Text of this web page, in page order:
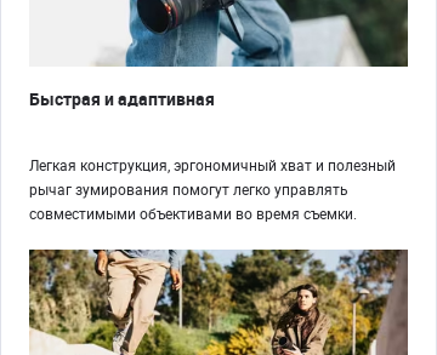
Быстрая и адаптивная
Легкая конструкция, эргономичный хват и полезный
рычаг зумирования помогут легко управлять
совместимыми объективами во время съемки.